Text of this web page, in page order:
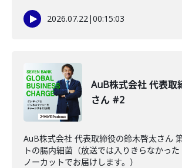
2026.07.22|00:15:03
AuB株式会社 代表取
さん #2
AuB株式会社 代表取締役の鈴木啓太さん
トの腸内細菌（放送では入りきらなかった
ノーカットでお届けします。）